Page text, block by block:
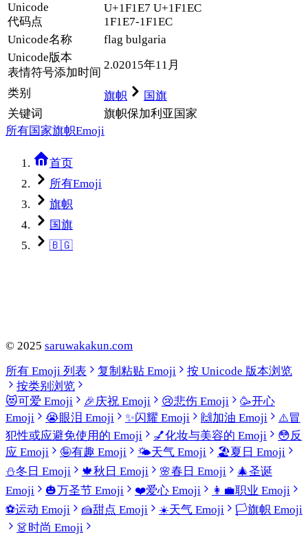
Unicode
代码点
U+1F1E7 U+1F1EC
1F1E7-1F1EC
Unicode名称
flag bulgaria
Unicode版本
表情符号添加时间
2.02015年11月
类别 旗帜
国旗
关键词
旗帜保加利亚 国家
所有国家旗帜Emoji
首页
所有Emoji
旗帜
国旗
🇧🇬
© 2025 saruwakakun.com
所有 Emoji 列表
复制粘贴 Emoji
按 Unicode 版本浏览
按类别浏览
😻可爱 Emoji 🎉庆祝 Emoji 😢悲伤 Emoji 🥳开心
Emoji
😭眼泪 Emoji ✨闪耀 Emoji 🙌加油 Emoji ⚠️冒
犯性或应避免使用的 Emoji
💅化妆与美容的 Emoji 😳反
应 Emoji
🤪有趣 Emoji 🌤️天气 Emoji 🏖️夏日 Emoji
⛄冬日 Emoji 🍁秋日 Emoji 🌸春日 Emoji 🎄圣诞
Emoji
🎃万圣节 Emoji ❤️爱心 Emoji 👩‍💼职业 Emoji
⚽运动 Emoji 🍰甜点 Emoji ☀️天气 Emoji 🏳️旗帜 Emoji
👗时尚 Emoji